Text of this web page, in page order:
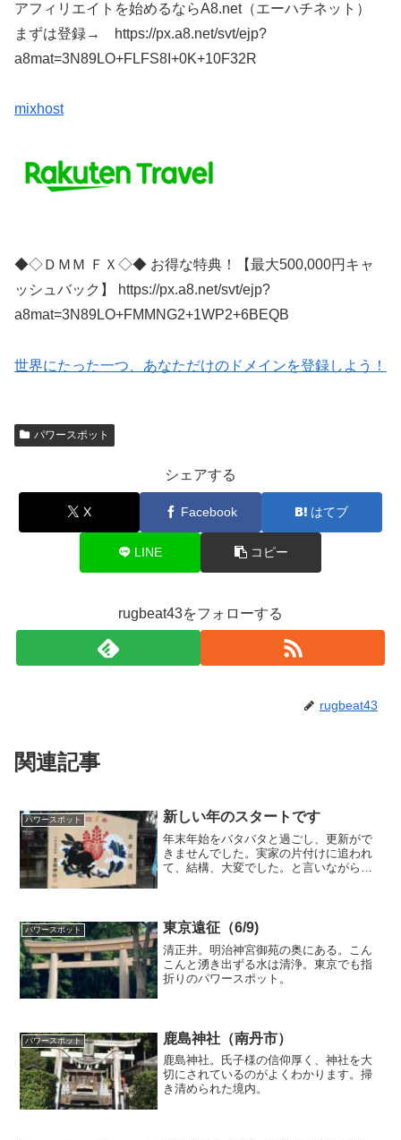
アフィリエイトを始めるならA8.net（エーハチネット）
まずは登録→ https://px.a8.net/svt/ejp?
a8mat=3N89LO+FLFS8I+0K+10F32R
mixhost
◆◇ＤＭＭ ＦＸ◇◆ お得な特典！【最大500,000円キャ
ッシュバック】 https://px.a8.net/svt/ejp?
a8mat=3N89LO+FMMNG2+1WP2+6BEQB
世界にたった一つ、あなただけのドメインを登録しよう！
パワースポット
シェアする
X Facebook はてブ
LINE コピー
rugbeat43をフォローする
rugbeat43
関連記事
パワースポット 新しい年のスタートです
年末年始をバタバタと過ごし、更新がで
きませんでした。実家の片付けに追われ
て、結構、大変でした。と言いながら
パワースポット 東京遠征（6/9)
清正井。明治神宮御苑の奥にある。こん
こんと湧き出ずる水は清浄。東京でも指
折りのパワースポット。
パワースポット 鹿島神社（南丹市）
鹿島神社。氏子様の信仰厚く、神社を大
切にされているのがよくわかります。掃
き清められた境内。